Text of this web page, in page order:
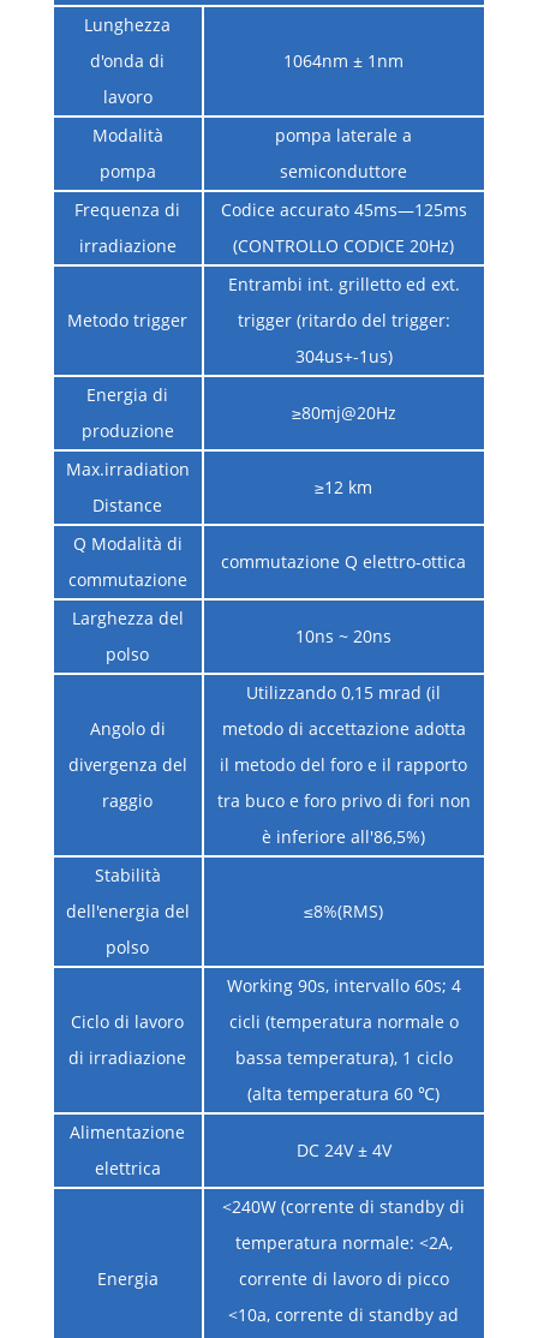
Lunghezza
d'onda di
lavoro
1064nm ± 1nm
Modalità
pompa
pompa laterale a
semiconduttore
Frequenza di
irradiazione
Codice accurato 45ms—125ms
(CONTROLLO CODICE 20Hz)
Metodo trigger
Entrambi int. grilletto ed ext.
trigger (ritardo del trigger:
304us+-1us)
Energia di
produzione
≥80mj@20Hz
Max.irradiation
Distance
≥12 km
Q Modalità di
commutazione
commutazione Q elettro-ottica
Larghezza del
polso
10ns ~ 20ns
Angolo di
divergenza del
raggio
Utilizzando 0,15 mrad (il
metodo di accettazione adotta
il metodo del foro e il rapporto
tra buco e foro privo di fori non
è inferiore all'86,5%)
Stabilità
dell'energia del
polso
≤8%(RMS)
Ciclo di lavoro
di irradiazione
Working 90s, intervallo 60s; 4
cicli (temperatura normale o
bassa temperatura), 1 ciclo
(alta temperatura 60 ℃)
Alimentazione
elettrica
DC 24V ± 4V
Energia
<240W (corrente di standby di
temperatura normale: <2A,
corrente di lavoro di picco
<10a, corrente di standby ad